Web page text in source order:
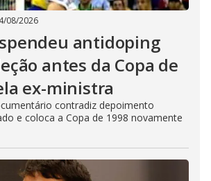
08/2026
antidoping
antes da Copa de
ex-ministra
contradiz depoimento
e coloca a Copa de 1998 novamente